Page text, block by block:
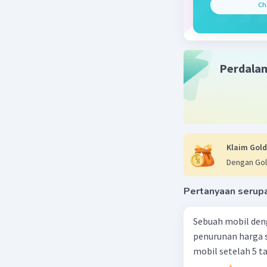
BLBI
4. Kolusi
dugaan
baik di
tersebut
bagi
korupsi
memicu
Klaim
Dengan
Pertanyaan
Sebuah mobil
penurunan harga
mobil setelah 5